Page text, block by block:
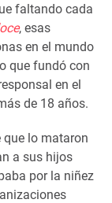
faltando cada
, esas
en el mundo
que fundó con
en el
de 18 años.
lo mataron
a sus hijos
por la niñez